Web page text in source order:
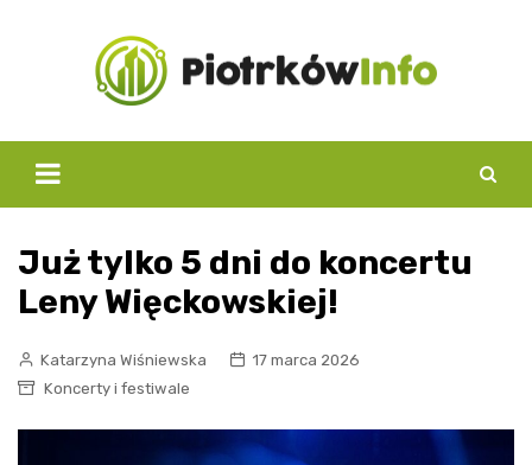
Już tylko 5 dni do koncertu
Leny Więckowskiej!
Katarzyna Wiśniewska
17 marca 2026
Koncerty i festiwale